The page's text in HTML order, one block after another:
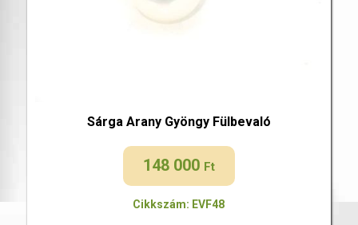
Sárga Arany Gyöngy Fülbevaló
148 000 Ft
Cikkszám: EVF48